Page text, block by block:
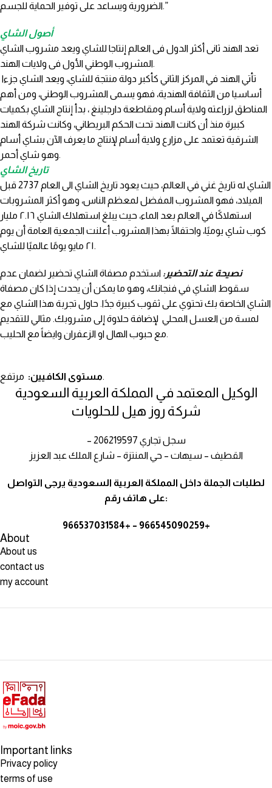
الضرورية ويساعد على توفير الحماية للجسم.”
أصول الشاي
تعد الهند ثانى أكثر الدول فى العالم إنتاجا للشاي ويعد مشروب الشاي
المشروب الوطني الأول فى ولايات الهند.
تأتي الهند في المركز الثاني كأكبر دولة منتجة للشاي، ويعد الشاي جزءا
أساسيا من الثقافة الهندية، فهو يسمى المشروب الوطني، ومن أهم
المناطق لزراعته ولاية أسام ومقاطعة دارجلينغ ، بدأ إنتاج الشاي بكميات
كبيرة منذ أن كانت الهند تحت الحكم البريطاني، وكانت شركة الهند
الشرقية تعتمد على مزارع ولاية أسام لإنتاج ما يعرف الآن بشاي أسام
وهو شاي أحمر.
تاريخ الشاي
الشاي له تاريخ غني في العالم، حيث يعود تاريخ الشاي الى العام 2737 قبل
الميلاد، فهو المشروب المفضل لمعظم الناس، وهو أكثر المشروبات
استهلاكًا في العالم بعد الماء، حيث يبلغ استهلاك الشاي ٢.١٦ مليار
كوب شاي يوميًا، واحتفالًا بهذا المشروب أعلنت الجمعية العامة أن يوم
٢١ مايو يومًا عالميًا للشاي.
نصيحة عند التحضير: استخدم مصفاة الشاي تحضير لضمان عدم
سقوط الشاي في فنجانك، وهو ما يمكن أن يحدث إذا كان مصفاة
الشاي الخاصة بك تحتوي على ثقوب كبيرة جدًا. حاول تجربة هذا الشاي مع
لمسة من العسل المحلي لإضافة حلاوة إلى مشروبك. مثالي للتقديم
مع حبوب الهال او الزعفران وايضاً مع الحليب.
مستوى الكافيين:مرتفع.
الوكيل المعتمد في المملكة العربية السعودية
شركة روز هيل للحلويات
– سجل تجاري 206219597
القطيف – سيهات – حي المنتزة – شارع الملك عبد العزيز
لطلبات الجملة داخل المملكة العربية السعودية يرجى التواصل
على هاتف رقم:
966537031584+ – 966545090259+
About
About us
contact us
my account
Important links
Privacy policy
terms of use